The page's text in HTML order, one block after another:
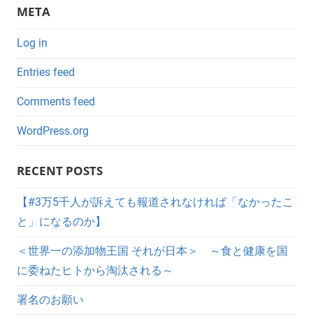
META
Log in
Entries feed
Comments feed
WordPress.org
RECENT POSTS
【#3万5千人が訴えても報道されなければ「なかったこ
と」になるのか】
＜世界一の添加物王国 それが日本＞ ～食と健康を国
に委ねたヒトから淘汰される～
署名のお願い